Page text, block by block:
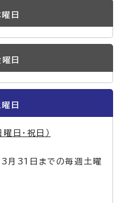
日
日
曜日
日・祝日）
31日までの毎週土曜